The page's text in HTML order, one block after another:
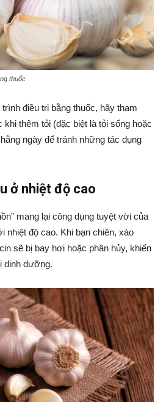
thuốc
điều trị bằng thuốc, hãy tham
thêm tỏi (đặc biệt là tỏi sống hoặc
ngày để tránh những tác dụng
ở nhiệt độ cao
mang lại công dụng tuyệt vời của
nhiệt độ cao. Khi bạn chiên, xào
sẽ bị bay hơi hoặc phân hủy, khiến
dinh dưỡng.